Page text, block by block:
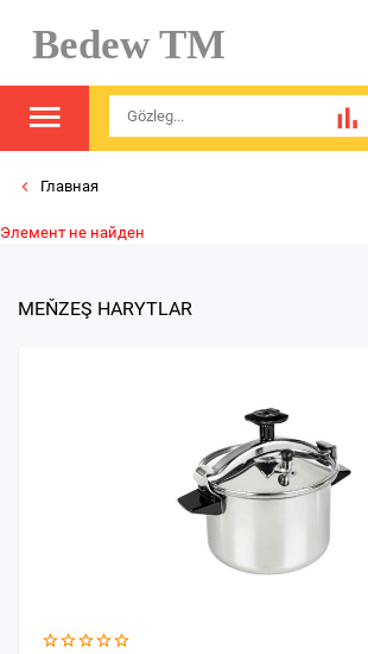
Bedew TM
Главная
Элемент не найден
MEŇZEŞ HARYTLAR